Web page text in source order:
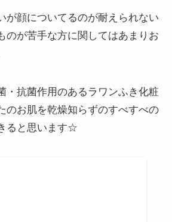
が顔についてるのが耐えられない
のが苦手な方に関してはあまりお
・抗菌作用のあるラワンふき化粧
のお肌を乾燥知らずのすべすべの
ると思います☆